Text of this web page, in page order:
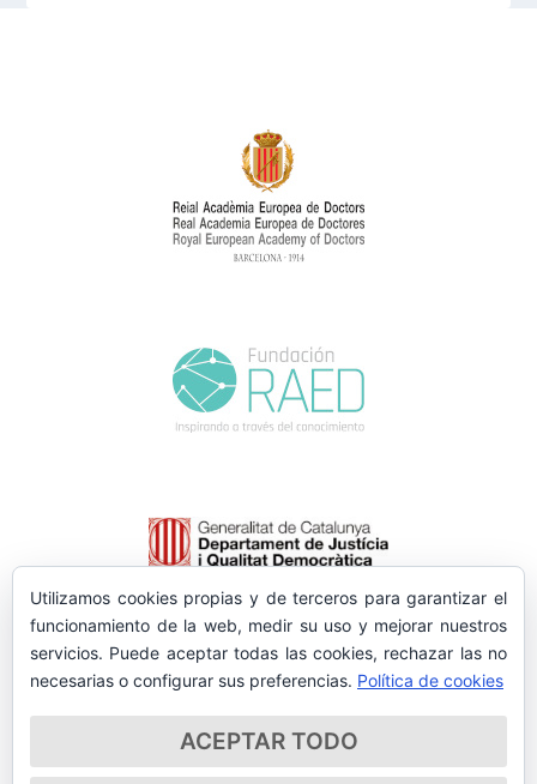
Utilizamos cookies propias y de terceros para garantizar el
funcionamiento de la web, medir su uso y mejorar nuestros
servicios. Puede aceptar todas las cookies, rechazar las no
necesarias o configurar sus preferencias. Política de cookies
ACEPTAR TODO